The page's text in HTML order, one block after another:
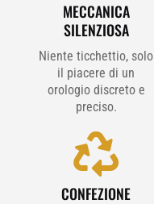
MECCANICA
SILENZIOSA
Niente ticchettio, solo
il piacere di un
orologio discreto e
preciso.

CONFEZIONE